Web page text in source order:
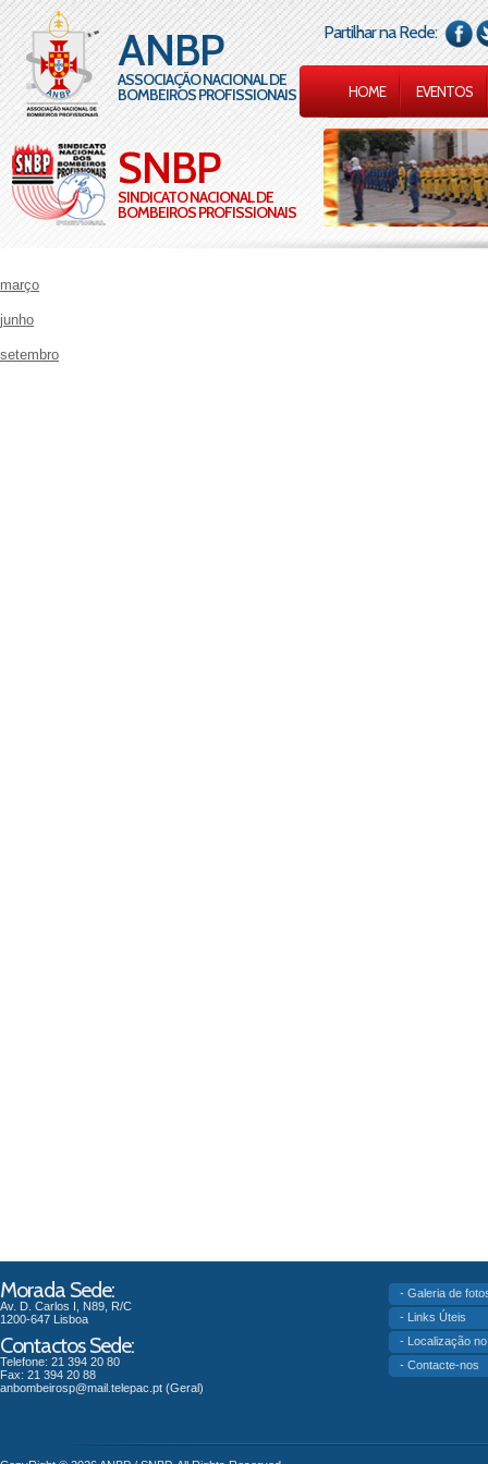
ANBP
ASSOCIAÇÃO NACIONAL DE
BOMBEIROS PROFISSIONAIS
SNBP
SINDICATO NACIONAL DE
BOMBEIROS PROFISSIONAIS
Partilhar na Rede:
HOME EVENTOS
março
junho
setembro
Morada Sede:
Av. D. Carlos I, N89, R/C
1200-647 Lisboa
Contactos Sede:
Telefone: 21 394 20 80
Fax: 21 394 20 88
anbombeirosp@mail.telepac.pt (Geral)
- Galeria de
- Links Úteis
- Localização
- Contacte-nos